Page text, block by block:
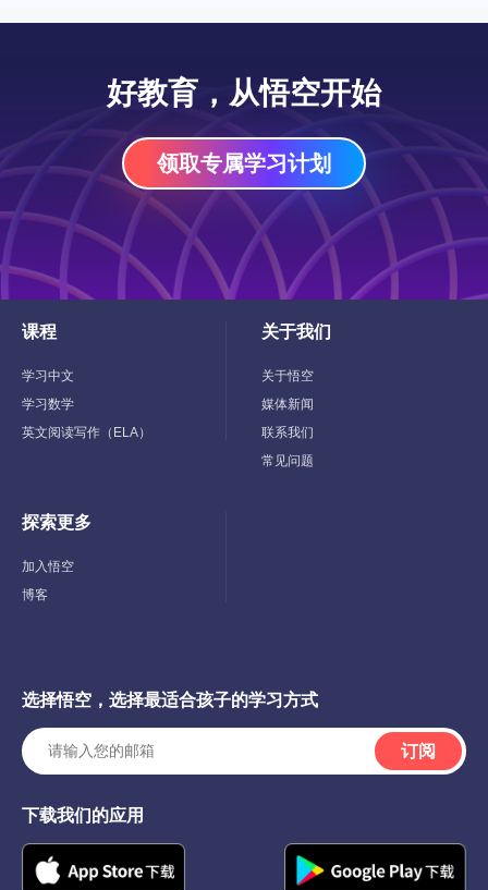
好教育，从悟空开始
领取专属学习计划
课程
Toggle
Menu
学习中文
学习数学
英文阅读写作（ELA）
关于我们
Toggle
Menu
关于悟空
媒体新闻
联系我们
常见问题
探索更多
Toggle
Menu
加入悟空
博客
选择悟空，选择最适合孩子的学习方式
订阅
下载我们的应用